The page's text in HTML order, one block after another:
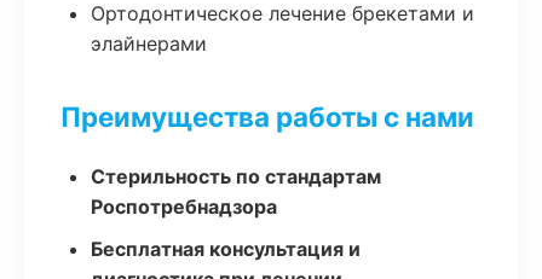
Ортодонтическое лечение брекетами и
элайнерами
Преимущества работы с нами
Стерильность по стандартам
Роспотребнадзора
Бесплатная консультация и